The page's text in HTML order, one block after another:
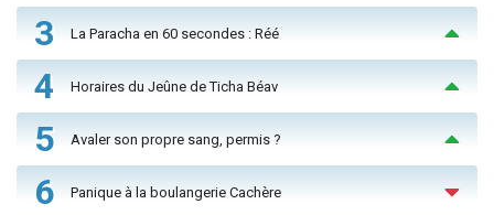
3 La Paracha en 60 secondes : Réé
4 Horaires du Jeûne de Ticha Béav
5 Avaler son propre sang, permis ?
6 Panique à la boulangerie Cachère